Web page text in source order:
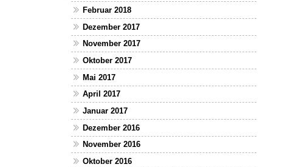
Februar 2018
Dezember 2017
November 2017
Oktober 2017
Mai 2017
April 2017
Januar 2017
Dezember 2016
November 2016
Oktober 2016